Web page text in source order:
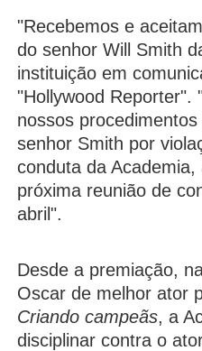
"Recebemos e
do senhor Will Smith
instituição em
"Hollywood Reporter".
nossos
senhor Smith por
conduta da
próxima reunião de
abril".
Desde a premiação,
Oscar de melhor ator
Criando campeãs, a
disciplinar contra o